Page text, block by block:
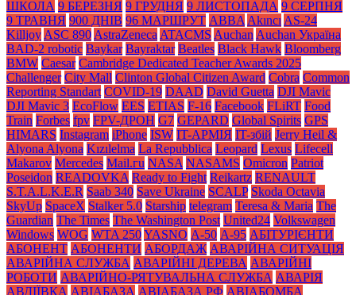
ШКОЛА 9 БЕРЕЗНЯ 9 ГРУДНЯ 9 ЛИСТОПАДА 9 СЕРПНЯ
9 ТРАВНЯ 900 ДНІВ 96 МАРШРУТ ABBA Akıncı AS-24
Killjoy ASC 890 AstraZeneca ATACMS Auchan Auchan Україна
BAD-2 robotic Baykar Bayraktar Beatles Black Нawk Bloomberg
BMW Caesar Cambridge Dedicated Teacher Awards 2025
Challenger City Mall Clinton Global Citizen Award Cobra Common
Reporting Standart COVID-19 DAAD David Guetta DJI Mavic
DJI Mavic 3 EcoFlow EES ETIAS F-16 Facebook FLiRT Food
Train Forbes fpv FPV-ДРОН G7 GEPARD Global Spirits GPS
HIMARS Instagram iPhone ISW IT-АРМІЯ IT-збій Jerry Heil &
Alyona Alyona Kızılelma La Repubblica Leopard Lexus Lifecell
Makarov Mercedes Mаil.гu NASA NASAMS Omicron Patriot
Poseidon READOVKA Ready to Fight Reikartz RENAULT
S.T.A.L.K.E.R Saab 340 Save Ukraine SCALP Skoda Octavia
SkyUp SpaceX Stalker 5.0 Starship telegram Teresa & Maria The
Guardian The Times The Washington Post United24 Volkswagen
Windows WOG WTA 250YASNO А-50 А-95 АБІТУРІЄНТИ
АБОНЕНТ АБОНЕНТИ АБОРДАЖ АВАРІЙНА СИТУАЦІЯ
АВАРІЙНА СЛУЖБА АВАРІЙНІ ДЕРЕВА АВАРІЙНІ
РОБОТИ АВАРІЙНО-РЯТУВАЛЬНА СЛУЖБА АВАРІЯ
АВДІЇВКА АВІАБАЗА АВІАБАЗА РФ АВІАБОМБА